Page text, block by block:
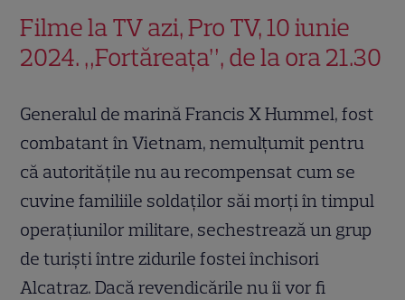
Filme la TV azi, Pro TV, 10 iunie
2024. „Fortăreața”, de la ora 21.30
Generalul de marină Francis X Hummel, fost
combatant în Vietnam, nemulţumit pentru
că autorităţile nu au recompensat cum se
cuvine familiile soldaţilor săi morţi în timpul
operaţiunilor militare, sechestrează un grup
de turişti între zidurile fostei închisori
Alcatraz. Dacă revendicările nu îi vor fi